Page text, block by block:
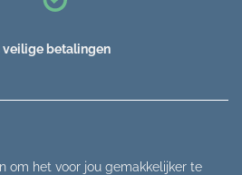
veilige betalingen
om het voor jou gemakkelijker te